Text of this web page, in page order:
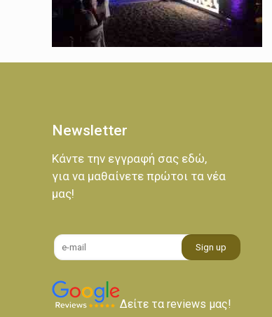
Newsletter
Κάντε την εγγραφή σας εδώ,
για να μαθαίνετε πρώτοι τα νέα
μας!
Δείτε τα reviews μας!